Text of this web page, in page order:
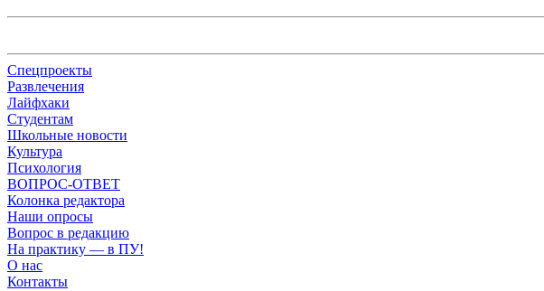
Спецпроекты
Развлечения
Лайфхаки
Студентам
Школьные новости
Культура
Психология
ВОПРОС-ОТВЕТ
Колонка редактора
Наши опросы
Вопрос в редакцию
На практику — в ПУ!
О нас
Контакты